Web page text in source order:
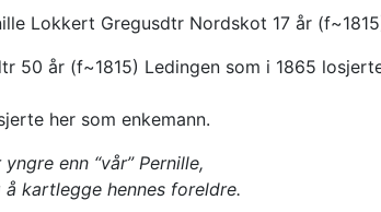
Lokkert Gregusdtr Nordskot 17 år
50 år (f~1815) Ledingen som i 1865
her som enkemann.
enn “vår” Pernille,
kartlegge hennes foreldre.